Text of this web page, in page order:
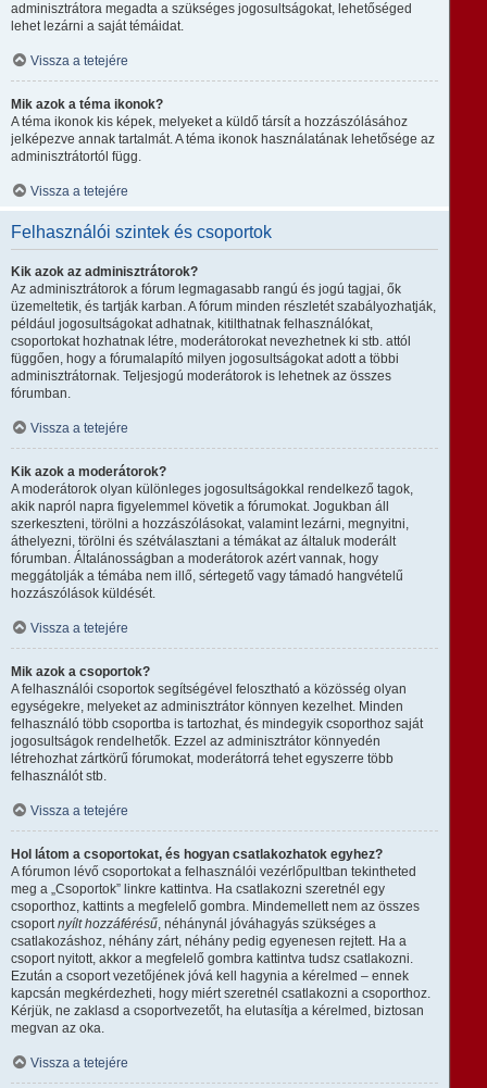
adminisztrátora megadta a szükséges jogosultságokat, lehetőséged
lehet lezárni a saját témáidat.
Vissza a tetejére
Mik azok a téma ikonok?
A téma ikonok kis képek, melyeket a küldő társít a hozzászólásához
jelképezve annak tartalmát. A téma ikonok használatának lehetősége az
adminisztrátortól függ.
Vissza a tetejére
Felhasználói szintek és csoportok
Kik azok az adminisztrátorok?
Az adminisztrátorok a fórum legmagasabb rangú és jogú tagjai, ők
üzemeltetik, és tartják karban. A fórum minden részletét szabályozhatják,
például jogosultságokat adhatnak, kitilthatnak felhasználókat,
csoportokat hozhatnak létre, moderátorokat nevezhetnek ki stb. attól
függően, hogy a fórumalapító milyen jogosultságokat adott a többi
adminisztrátornak. Teljesjogú moderátorok is lehetnek az összes
fórumban.
Vissza a tetejére
Kik azok a moderátorok?
A moderátorok olyan különleges jogosultságokkal rendelkező tagok,
akik napról napra figyelemmel követik a fórumokat. Jogukban áll
szerkeszteni, törölni a hozzászólásokat, valamint lezárni, megnyitni,
áthelyezni, törölni és szétválasztani a témákat az általuk moderált
fórumban. Általánosságban a moderátorok azért vannak, hogy
meggátolják a témába nem illő, sértegető vagy támadó hangvételű
hozzászólások küldését.
Vissza a tetejére
Mik azok a csoportok?
A felhasználói csoportok segítségével felosztható a közösség olyan
egységekre, melyeket az adminisztrátor könnyen kezelhet. Minden
felhasználó több csoportba is tartozhat, és mindegyik csoporthoz saját
jogosultságok rendelhetők. Ezzel az adminisztrátor könnyedén
létrehozhat zártkörű fórumokat, moderátorrá tehet egyszerre több
felhasználót stb.
Vissza a tetejére
Hol látom a csoportokat, és hogyan csatlakozhatok egyhez?
A fórumon lévő csoportokat a felhasználói vezérlőpultban tekintheted
meg a „Csoportok” linkre kattintva. Ha csatlakozni szeretnél egy
csoporthoz, kattints a megfelelő gombra. Mindemellett nem az összes
csoportnyílt hozzáférésű, néhánynál jóváhagyás szükséges a
csatlakozáshoz, néhány zárt, néhány pedig egyenesen rejtett. Ha a
csoport nyitott, akkor a megfelelő gombra kattintva tudsz csatlakozni.
Ezután a csoport vezetőjének jóvá kell hagynia a kérelmed – ennek
kapcsán megkérdezheti, hogy miért szeretnél csatlakozni a csoporthoz.
Kérjük, ne zaklasd a csoportvezetőt, ha elutasítja a kérelmed, biztosan
megvan az oka.
Vissza a tetejére